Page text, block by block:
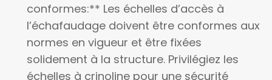
conformes:** Les échelles d’accès à
l’échafaudage doivent être conformes aux
normes en vigueur et être fixées
solidement à la structure. Privilégiez les
échelles à crinoline pour une sécurité